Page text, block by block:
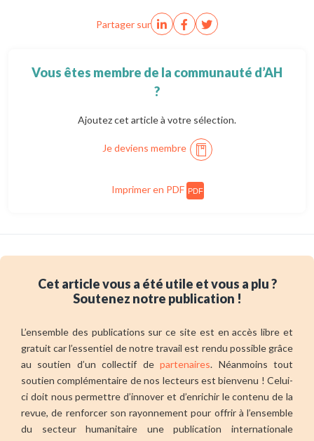
Partager sur
Vous êtes membre de la communauté d’AH
?
Ajoutez cet article à votre sélection.
Je deviens membre
Imprimer en PDF PDF
Cet article vous a été utile et vous a plu ?
Soutenez notre publication !
L’ensemble des publications sur ce site est en accès libre et
gratuit car l’essentiel de notre travail est rendu possible grâce
au soutien d’un collectif departenaires. Néanmoins tout
soutien complémentaire de nos lecteurs est bienvenu ! Celui-
ci doit nous permettre d’innover et d’enrichir le contenu de la
revue, de renforcer son rayonnement pour offrir à l’ensemble
du secteur humanitaire une publication internationale